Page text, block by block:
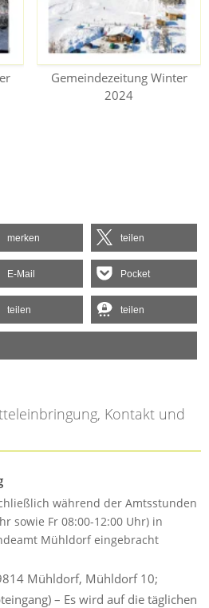
Gemeindezeitung Winter
2024
merken teilen
E-Mail Pocket
teilen teilen
Kontakt und
während der Amtsstunden
sowie Fr 08:00-12:00 Uhr) in
Mühldorf eingebracht
Mühldorf, Mühldorf 10;
– Es wird auf die täglichen